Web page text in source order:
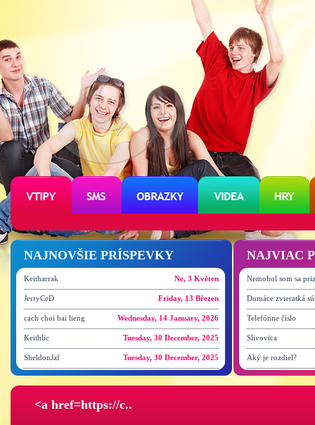
NAJNOVŠIE PRÍSPEVKY
Keitharrak Ne, 3 Květen
JerryCeD Friday, 13 Březen
cach choi bai lieng Wednesday, 14 January, 2026
Keithlic Tuesday, 30 December, 2025
SheldonJaf Tuesday, 30 December, 2025
NAJVIAC
Nemohol som sa
Domáce zvieratká
Telefónne číslo
Slivovica
Aký je rozdiel?
<a href=https://c..